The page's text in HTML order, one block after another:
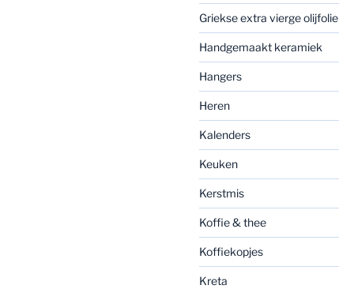
Griekse extra vierge olijfolie
Handgemaakt keramiek
Hangers
Heren
Kalenders
Keuken
Kerstmis
Koffie & thee
Koffiekopjes
Kreta